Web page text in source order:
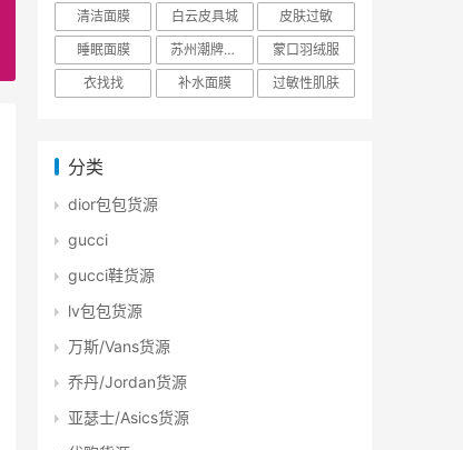
清洁面膜
白云皮具城
皮肤过敏
睡眠面膜
苏州潮牌货源
蒙口羽绒服
衣找找
补水面膜 过敏性肌肤
分类
dior包包货源
gucci
gucci鞋货源
lv包包货源
万斯/Vans货源
乔丹/Jordan货源
亚瑟士/Asics货源